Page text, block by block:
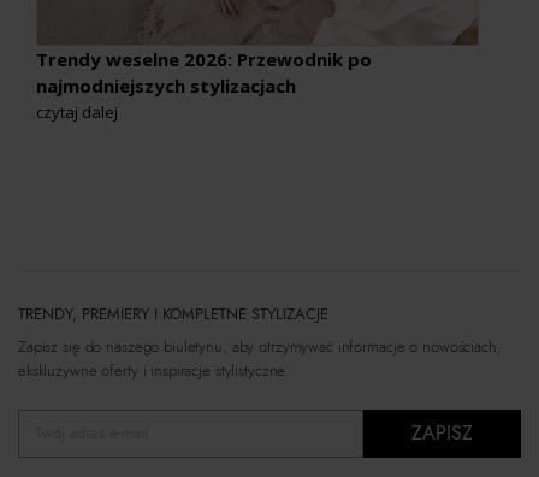
Trendy weselne 2026: Przewodnik po
najmodniejszych stylizacjach
czytaj dalej
TRENDY, PREMIERY I KOMPLETNE STYLIZACJE
Zapisz się do naszego biuletynu, aby otrzymywać informacje o nowościach,
ekskluzywne oferty i inspiracje stylistyczne.
ZAPISZ